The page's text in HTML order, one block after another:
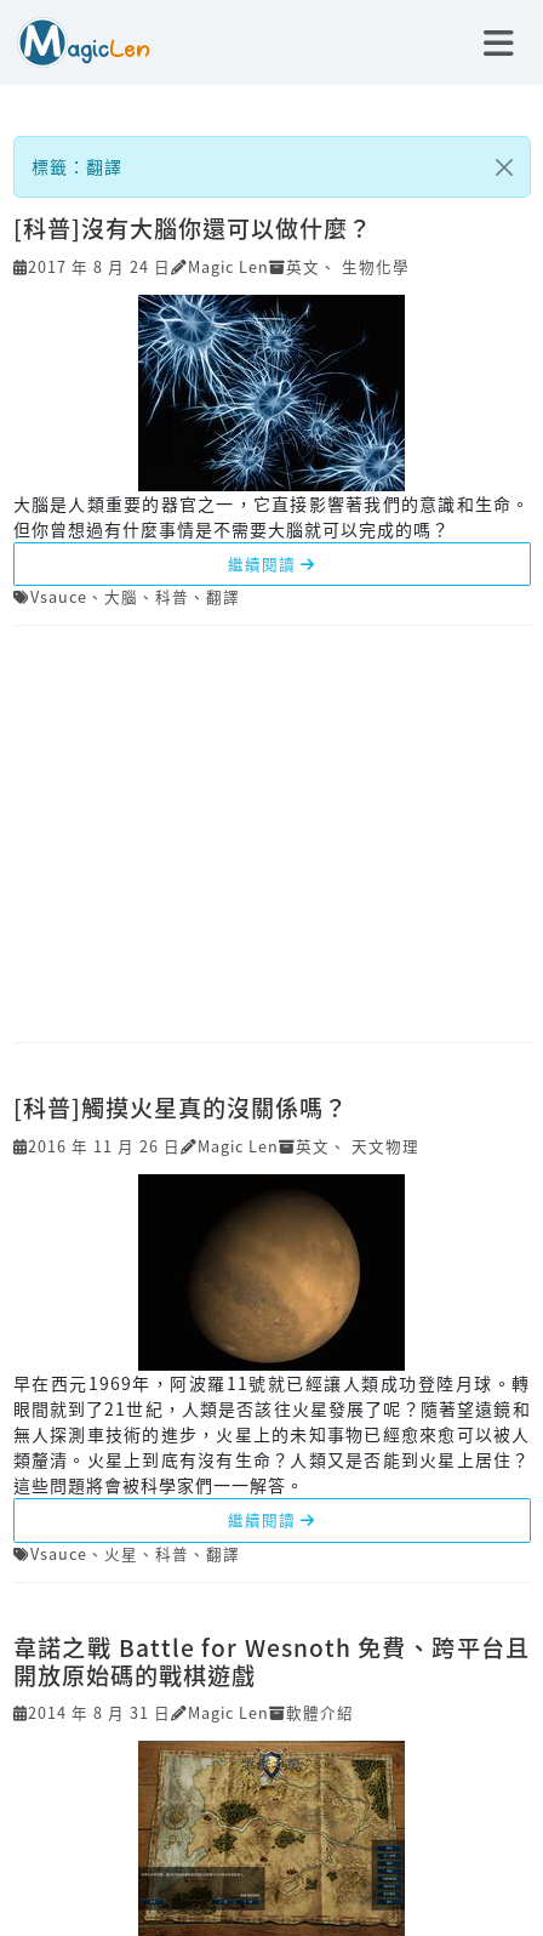
標籤：翻譯
[科普]沒有大腦你還可以做什麼？
2017 年 8 月 24 日 Magic Len 英文 、 生物化學
大腦是人類重要的器官之一，它直接影響著我們的意識和生命。
但你曾想過有什麼事情是不需要大腦就可以完成的嗎？
繼續閱讀
Vsauce 、 大腦 、 科普 、 翻譯
[科普]觸摸火星真的沒關係嗎？
2016 年 11 月 26 日 Magic Len 英文 、 天文物理
早在西元1969年，阿波羅11號就已經讓人類成功登陸月球。轉
眼間就到了21世紀，人類是否該往火星發展了呢？隨著望遠鏡和
無人探測車技術的進步，火星上的未知事物已經愈來愈可以被人
類釐清。火星上到底有沒有生命？人類又是否能到火星上居住？
這些問題將會被科學家們一一解答。
繼續閱讀
Vsauce 、 火星 、 科普 、 翻譯
韋諾之戰 Battle for Wesnoth 免費、跨平台且
開放原始碼的戰棋遊戲
2014 年 8 月 31 日 Magic Len 軟體介紹